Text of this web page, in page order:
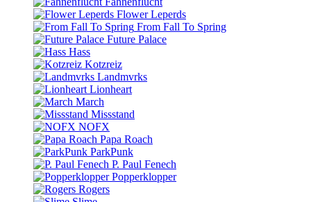
Flower Leperds
From Fall To Spring
Future Palace
Hass
Kotzreiz
Landmvrks
Lionheart
March
Missstand
NOFX
Papa Roach
ParkPunk
P. Paul Fenech
Popperklopper
Rogers